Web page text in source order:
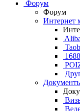
Форум
Форум
Интернет